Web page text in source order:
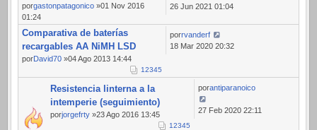
porgastonpatagonico »01 Nov 2016
01:24
26 Jun 2021 01:04
Comparativa de baterías
recargables AA NiMH LSD
porDavid70 »04 Ago 2013 14:44
12345
porrvanderf
18 Mar 2020 20:32
Resistencia linterna a la
intemperie (seguimiento)
porjorgefrty »23 Ago 2016 13:45
12345
porantiparanoico
27 Feb 2020 22:11